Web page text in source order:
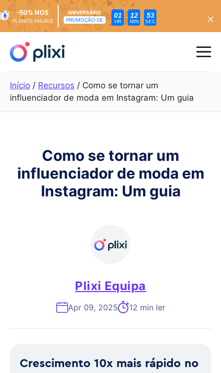
para
conteúdo
-50% NOS
PLANOS ANUAIS
ANIVERSÁRIO
PROMOÇÃO DE
01
HR
12
MIN
51
SEC
Início / Recursos / Como se tornar um
influenciador de moda em Instagram: Um guia
Como se tornar um
influenciador de moda em
Instagram: Um guia
Plixi Equipa
Apr 09, 2025 12 min ler
Crescimento 10x mais rápido no